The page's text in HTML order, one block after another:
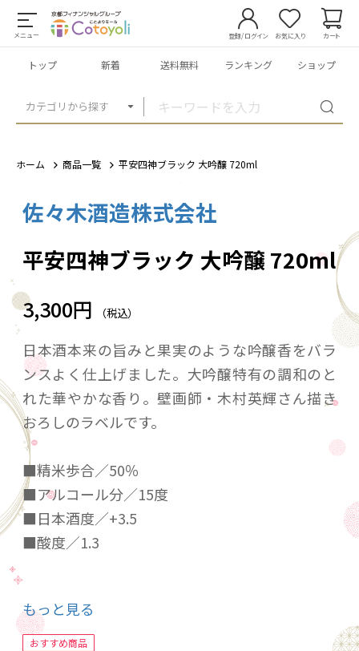
メニュー
カテゴリから探す
登録/ログイン お気に入り カート
トップ 新着 送料無料 ランキング ショップ
ホーム 商品一覧 平安四神ブラック 大吟醸 720ml
佐々木酒造株式会社
平安四神ブラック 大吟醸 720ml
3,300円 （税込）
日本酒本来の旨みと果実のような吟醸香をバラ
ンスよく仕上げました。大吟醸特有の調和のと
れた華やかな香り。壁画師・木村英輝さん描き
おろしのラベルです。
■精米歩合／50％
■アルコール分／15度
■日本酒度／+3.5
■酸度／1.3
店は20歳未満の方への酒類の販売はいたしてお
りません。
もっと見る
おすすめ商品